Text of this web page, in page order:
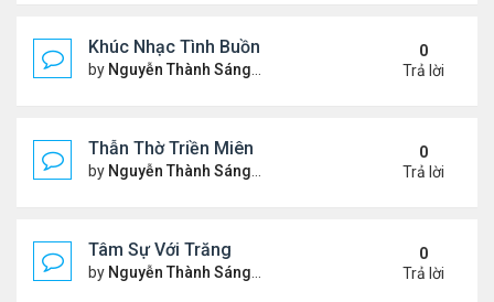
Khúc Nhạc Tình Buồn - 1
by Nguyễn Thành Sáng Chủ nhật Tháng 12 10, 2023
0
Trả lời
Thẫn Thờ Triền Miên
by Nguyễn Thành Sáng Thứ 2 Tháng 12 04, 2023 1:28
0
Trả lời
Tâm Sự Với Trăng
by Nguyễn Thành Sáng Thứ 5 Tháng 11 23, 2023 6:37
0
Trả lời